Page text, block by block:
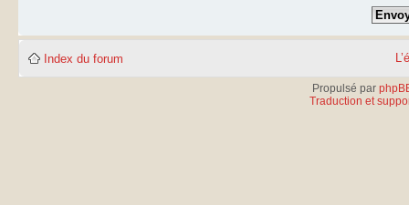
Index du forum
Propulsé par
Traduction et